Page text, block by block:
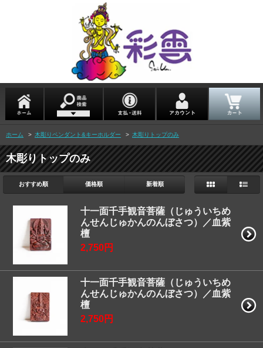
ホーム > 木彫りペンダント&キーホルダー > 木彫りトップのみ
木彫りトップのみ
おすすめ順 価格順 新着順
十一面千手観音菩薩（じゅういちめ
んせんじゅかんのんぼさつ）／血紫
檀
2,750円
十一面千手観音菩薩（じゅういちめ
んせんじゅかんのんぼさつ）／血紫
檀
2,750円